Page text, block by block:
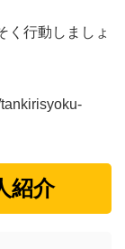
く行動しましょ
紹介